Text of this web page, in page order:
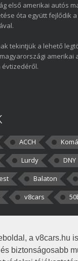
a v8cars.hu
biztonságosabb
első amerikai autós
óta együtt fejlődik
tekintjük a lehető
amerikai
évtizedéről.
ACCH
Lurdy
DNY
Balaton
v8cars
kortisz:Elszúrtam! Én
Nem tudtam,